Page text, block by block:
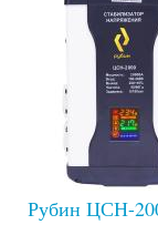
Рубин ЦСН-